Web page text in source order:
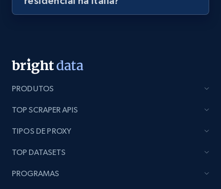
PRODUTOS
TOP SCRAPER APIS
TIPOS DE PROXY
TOP DATASETS
PROGRAMAS